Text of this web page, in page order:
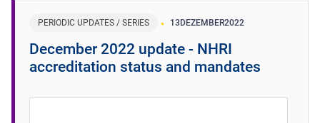
PERIODIC UPDATES / SERIES 13 DEZEMBER2022
December 2022 update - NHRI
accreditation status and mandates